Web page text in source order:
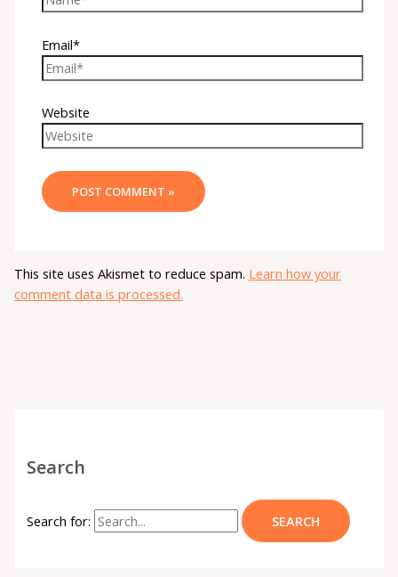
Email*
Website
This site uses Akismet to reduce spam. Learn how your
comment data is processed.
Search
Search for: